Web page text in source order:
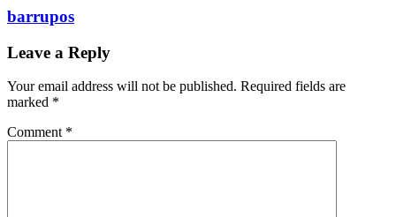
barrupos
Leave a Reply
Your email address will not be published. Required fields are
marked *
Comment *